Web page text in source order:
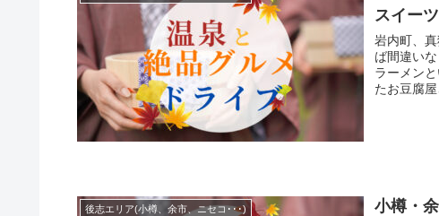
スイーツ
岩内町、
ば間違い
ラーメン
たお豆腐
後志エリア(小樽、余市、ニセコ･･･)
小樽・